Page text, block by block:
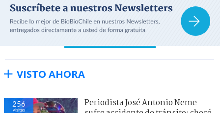
VISTO AHORA
256
visitas
Periodista José Antonio Neme